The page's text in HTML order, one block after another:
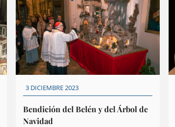
3 DICIEMBRE 2023
Bendición del Belén y del Árbol de
Navidad